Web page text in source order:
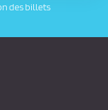
des billets